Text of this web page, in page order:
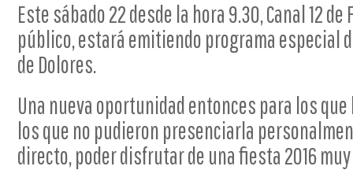
Este sábado 22 desde la hora 9.30, Canal 12
público, estará emitiendo programa especial
de Dolores.
Una nueva oportunidad entonces para los
los que no pudieron presenciarla
directo, poder disfrutar de una fiesta 2016